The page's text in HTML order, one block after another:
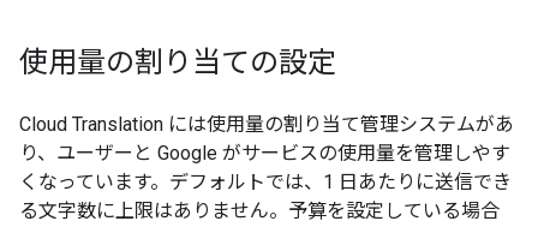
使用量の割り当ての設定
Cloud Translation には使用量の割り当て管理システムがあ
り、ユーザーと Google がサービスの使用量を管理しやす
くなっています。デフォルトでは、1 日あたりに送信でき
る文字数に上限はありません。予算を設定している場合